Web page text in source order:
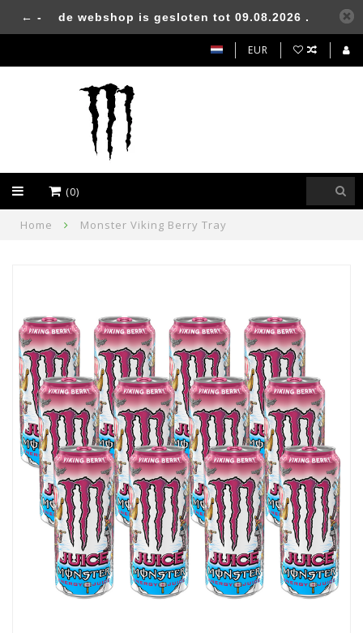
EUR
(0)
Home Monster Viking Berry Tray
← - de webshop is gesloten tot 09.08.2026 .